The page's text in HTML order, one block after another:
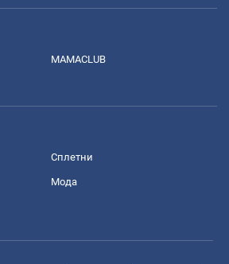
MAMACLUB
Сплетни
Мода